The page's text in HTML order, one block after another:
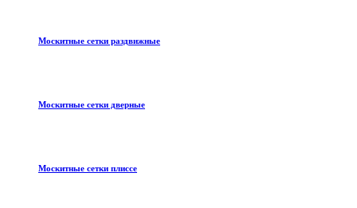
Москитные сетки раздвижные
Москитные сетки дверные
Москитные сетки плиссе